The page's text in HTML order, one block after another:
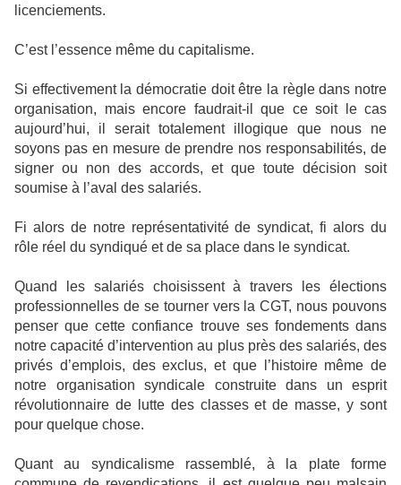
licenciements.
C’est l’essence même du capitalisme.
Si effectivement la démocratie doit être la règle dans notre
organisation, mais encore faudrait-il que ce soit le cas
aujourd’hui, il serait totalement illogique que nous ne
soyons pas en mesure de prendre nos responsabilités, de
signer ou non des accords, et que toute décision soit
soumise à l’aval des salariés.
Fi alors de notre représentativité de syndicat, fi alors du
rôle réel du syndiqué et de sa place dans le syndicat.
Quand les salariés choisissent à travers les élections
professionnelles de se tourner vers la CGT, nous pouvons
penser que cette confiance trouve ses fondements dans
notre capacité d’intervention au plus près des salariés, des
privés d’emplois, des exclus, et que l’histoire même de
notre organisation syndicale construite dans un esprit
révolutionnaire de lutte des classes et de masse, y sont
pour quelque chose.
Quant au syndicalisme rassemblé, à la plate forme